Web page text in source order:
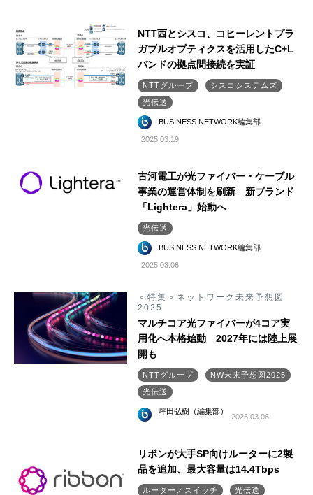
NTT西とシスコ、コヒーレントプラ
ガブルオプティクスを活用したC+L
バンドの拠点間接続を実証
NTTグループ
シスコシステムズ
光伝送
BUSINESS NETWORK編集部
2025.03.19
古河電工が光ファイバー・ケーブル
事業の運営体制を刷新 新ブランド
「Lightera」始動へ
光伝送
BUSINESS NETWORK編集部
2025.03.06
＜特集＞ネットワーク未来予想図
2025
マルチコア光ファイバーが4コア実
用化へ本格始動 2027年には陸上展
開も
NTTグループ
NW未来予想図2025
光伝送
坪田弘樹（編集部）
2025.03.06
リボンが大手SP向けルーターに2製
品を追加、最大容量は14.4Tbps
ルーター／スイッチ 光伝送